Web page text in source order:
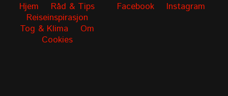
Hjem
Råd & Tips
Reiseinspirasjon
Tog & Klima
Om
Cookies
Facebook Instagram